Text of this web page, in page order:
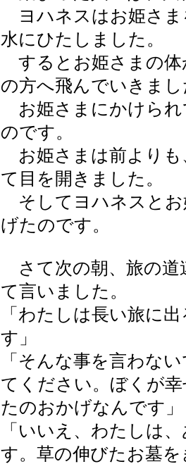
ヨハネスはお姫さま
水にひたしました。
するとお姫さまの体
の方へ飛んでいきま
お姫さまにかけられ
のです。
お姫さまは前よりも
て目を開きました。
そしてヨハネスとお
げたのです。
さて次の朝、旅の道
て言いました。
「わたしは長い旅に
す」
「そんな事を言わな
てください。ぼくが
たのおかげなんです」
「いいえ、わたしは
す。草の伸びたお墓